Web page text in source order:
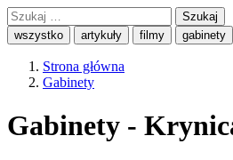
Szukaj:
wszystko artykuły filmy gabinety
Strona główna
Gabinety
Gabinety -